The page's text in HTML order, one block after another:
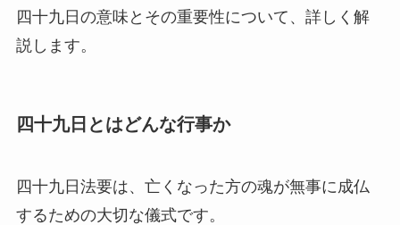
四十九日の意味とその重要性について、詳しく解
説します。
四十九日とはどんな行事か
四十九日法要は、亡くなった方の魂が無事に成仏
するための大切な儀式です。